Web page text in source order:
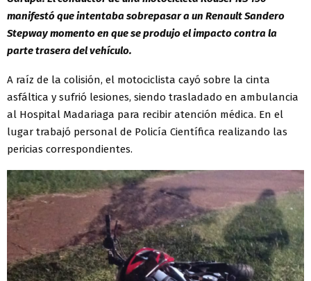
manifestó que intentaba sobrepasar a un Renault Sandero
Stepway momento en que se produjo el impacto contra la
parte trasera del vehículo.
A raíz de la colisión, el motociclista cayó sobre la cinta
asfáltica y sufrió lesiones, siendo trasladado en ambulancia
al Hospital Madariaga para recibir atención médica. En el
lugar trabajó personal de Policía Científica realizando las
pericias correspondientes.